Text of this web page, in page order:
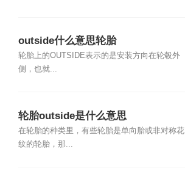
outside什么意思轮胎
轮胎上的OUTSIDE表示的是安装方向在轮毂外
侧，也就...
轮胎outside是什么意思
在轮胎的种类里，有些轮胎是单向胎或非对称花
纹的轮胎，那...